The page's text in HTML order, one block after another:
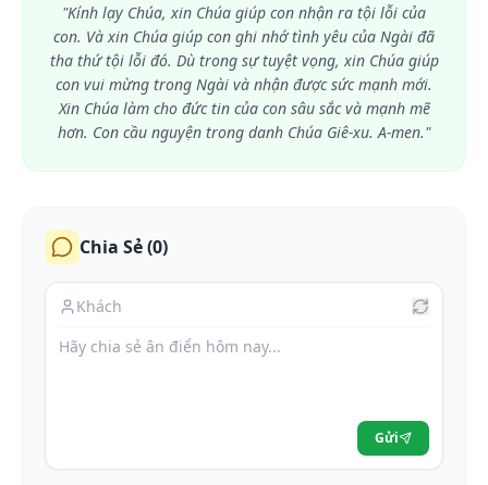
"Kính lạy Chúa, xin Chúa giúp con nhận ra tội lỗi của
con. Và xin Chúa giúp con ghi nhớ tình yêu của Ngài đã
tha thứ tội lỗi đó. Dù trong sự tuyệt vọng, xin Chúa giúp
con vui mừng trong Ngài và nhận được sức mạnh mới.
Xin Chúa làm cho đức tin của con sâu sắc và mạnh mẽ
hơn. Con cầu nguyện trong danh Chúa Giê-xu. A-men."
Chia Sẻ (0)
Gửi